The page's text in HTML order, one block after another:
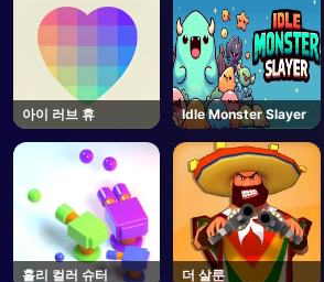
아이 러브 휴 Idle Monster Slayer
홀리 컬러 슈터 더 살룬